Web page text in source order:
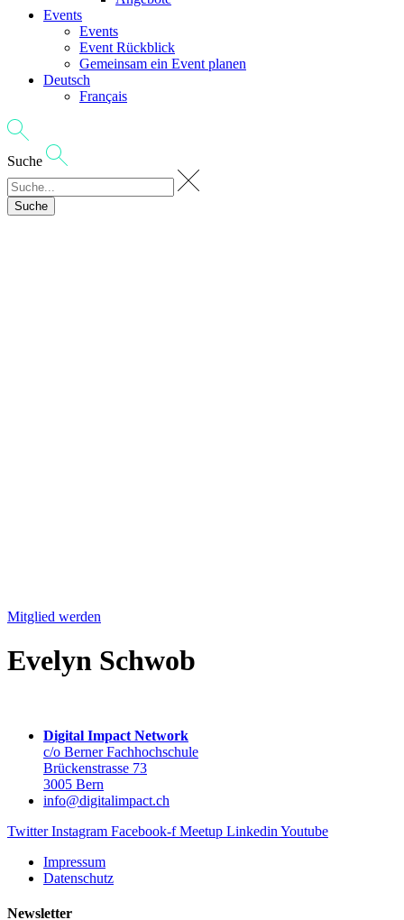
Events
Events
Event Rückblick
Gemeinsam ein Event planen
Deutsch
Français
Suche
Suche
Mitglied werden
Evelyn Schwob
Digital Impact Network
c/o Berner Fachhochschule
Brückenstrasse 73
3005 Bern
info@digitalimpact.ch
Twitter Instagram Facebook-f Meetup Linkedin Youtube
Impressum
Datenschutz
Newsletter